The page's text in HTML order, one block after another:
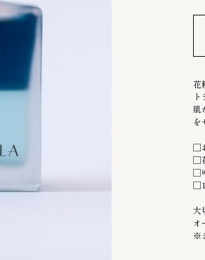
花
肌
を
□
□
□
□1
大
オ
※